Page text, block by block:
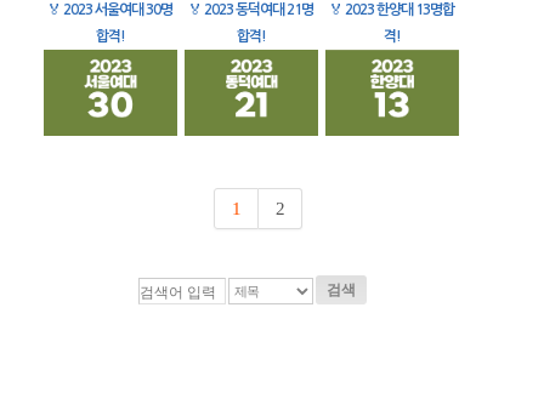
🏅 2023 서울여대 30명
합격!
🏅 2023 동덕여대 21명
합격!
🏅 2023 한양대 13명합
격!
1 2
검색